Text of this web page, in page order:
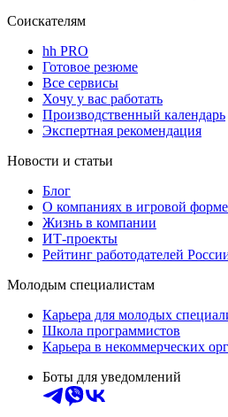
Соискателям
hh PRO
Готовое резюме
Все сервисы
Хочу у вас работать
Производственный календарь
Экспертная рекомендация
Новости и статьи
Блог
О компаниях в игровой форме
Жизнь в компании
ИТ-проекты
Рейтинг работодателей
Молодым специалистам
Карьера для молодых
Школа программистов
Карьера в некоммерческих
Боты для уведомлений